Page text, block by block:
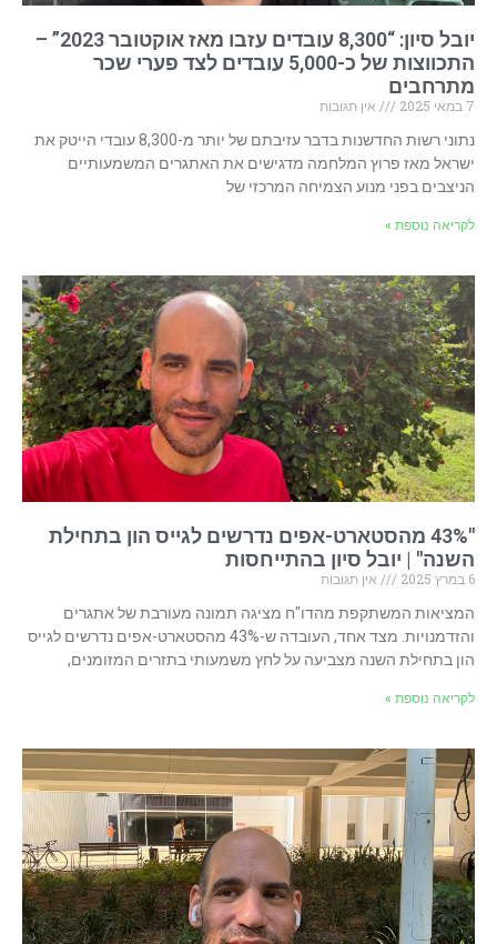
יובל סיון: “8,300 עובדים עזבו מאז אוקטובר 2023” –
התכווצות של כ-5,000 עובדים לצד פערי שכר
מתרחבים
7 במאי 2025
אין תגובות
נתוני רשות החדשנות בדבר עזיבתם של יותר מ-8,300 עובדי הייטק את
ישראל מאז פרוץ המלחמה מדגישים את האתגרים המשמעותיים
הניצבים בפני מנוע הצמיחה המרכזי של
לקריאה נוספת »
"43% מהסטארט-אפים נדרשים לגייס הון בתחילת
השנה" | יובל סיון בהתייחסות
6 במרץ 2025
אין תגובות
המציאות המשתקפת מהדו"ח מציגה תמונה מעורבת של אתגרים
והזדמנויות. מצד אחד, העובדה ש-43% מהסטארט-אפים נדרשים לגייס
הון בתחילת השנה מצביעה על לחץ משמעותי בתזרים המזומנים,
לקריאה נוספת »